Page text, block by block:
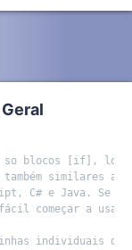
so blocos [if],
similares a
C# e Java. Se
começar a usar
individuais